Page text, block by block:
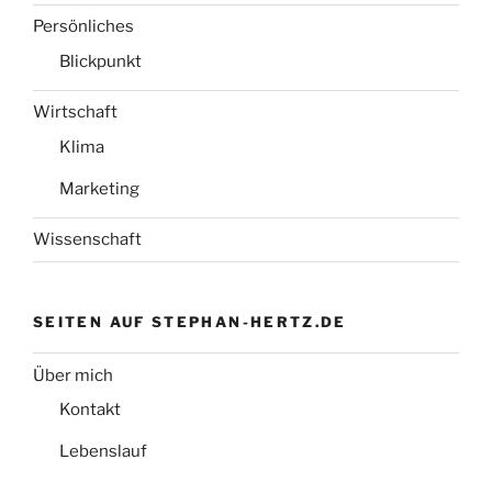
Persönliches
Blickpunkt
Wirtschaft
Klima
Marketing
Wissenschaft
SEITEN AUF STEPHAN-HERTZ.DE
Über mich
Kontakt
Lebenslauf